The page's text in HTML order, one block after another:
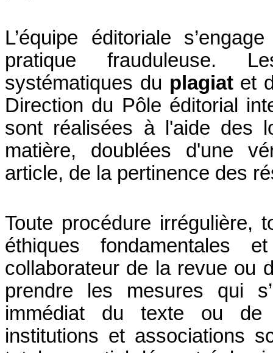
L’équipe éditoriale
pratique frauduleuse.
systématiques du plagiatet
Direction du Pôle éditorial
sont réalisées à l'aide des
matière, doublées d'une
article, de la pertinence des
Toute procédure irrégulière,
éthiques fondamentales
collaborateur de la revue ou
prendre les mesures qui
immédiat du texte ou de
institutions et associations